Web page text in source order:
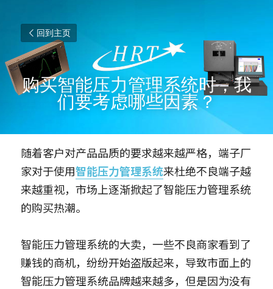
回到主页
购买智能压力管理系统时，我
们要考虑哪些因素？
随着客户对产品品质的要求越来越严格，端子厂
家对于使用智能压力管理系统来杜绝不良端子越
来越重视，市场上逐渐掀起了智能压力管理系统
的购买热潮。
智能压力管理系统的大卖，一些不良商家看到了
赚钱的商机，纷纷开始盗版起来，导致市面上的
智能压力管理系统品牌越来越多，但是因为没有